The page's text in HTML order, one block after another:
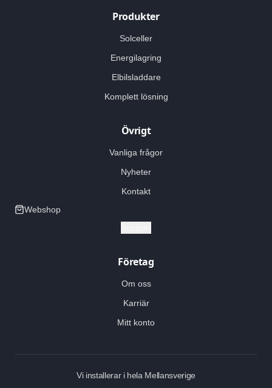
Produkter
Solceller
Energilagring
Elbilsladdare
Komplett lösning
Övrigt
Vanliga frågor
Nyheter
Kontakt
Webshop
Företag
Om oss
Karriär
Mitt konto
Vi installerar i hela Mellansverige